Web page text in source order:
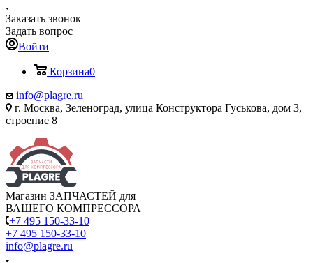
Заказать звонок
Задать вопрос
Войти
Корзина0
info@plagre.ru
г. Москва, Зеленоград, улица Конструктора Гуськова, дом 3,
строение 8
Магазин ЗАПЧАСТЕЙ для
ВАШЕГО КОМПРЕССОРА
+7 495 150-33-10
+7 495 150-33-10
info@plagre.ru